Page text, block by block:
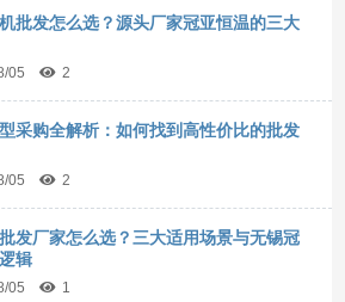
批发怎么选？源头厂家冠亚恒温的三大
05 2
采购全解析：如何找到高性价比的批发
05 2
发厂家怎么选？三大适用场景与无锡冠
辑
05 1